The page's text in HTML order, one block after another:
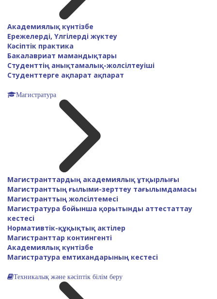
Академиялық күнтізбе
Ережелерді, Үлгілерді жүктеу
Кәсіптік практика
Бакалавриат мамандықтары
Студенттің анықтамалық-жолсілтеуіші
Cтуденттерге ақпарат ақпарат
Магистратура
Магистранттардың академиялық ұтқырлығы
Магистранттың ғылыми-зерттеу тағылымдамасы
Магистранттың жолсілтемесі
Магистратура бойынша қорытынды аттестаттау
кестесі
Нормативтік-құқықтық актілер
Магистранттар контингенті
Академиялық күнтізбе
Магистратура емтихандарының кестесі
Техникалық және кәсіптік білім беру